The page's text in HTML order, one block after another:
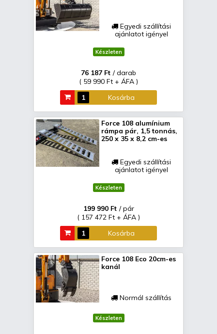
Egyedi szállítási
ajánlatot igényel
Készleten
76 187 Ft / darab
( 59 990 Ft + ÁFA )
Kosárba
Force 108 alumínium
rámpa pár, 1,5 tonnás,
250 x 35 x 8,2 cm-es
Egyedi szállítási
ajánlatot igényel
Készleten
199 990 Ft / pár
( 157 472 Ft + ÁFA )
Kosárba
Force 108 Eco 20cm-es
kanál
Normál szállítás
Készleten